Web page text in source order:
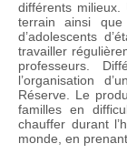
différents
terrain ainsi que
d’adolescents
travailler
professeurs.
l’organisation
Réserve. Le
familles en
chauffer durant
monde, en